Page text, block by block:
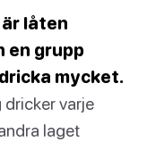
låten
en grupp
mycket.
dricker varje
laget